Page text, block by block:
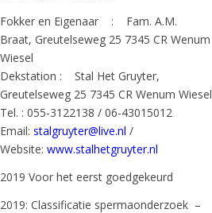
Fokker en Eigenaar : Fam. A.M.
Braat, Greutelseweg 25 7345 CR Wenum
Wiesel
Dekstation : Stal Het Gruyter,
Greutelseweg 25 7345 CR Wenum Wiesel
Tel. : 055-3122138 / 06-43015012
Email: stalgruyter@live.nl /
Website: www.stalhetgruyter.nl
2019 Voor het eerst goedgekeurd
2019: Classificatie spermaonderzoek –